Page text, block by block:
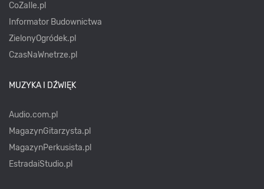
CoZaIle.pl
Informator Budownictwa
ZielonyOgródek.pl
CzasNaWnetrze.pl
MUZYKA I DŹWIĘK
Audio.com.pl
MagazynGitarzysta.pl
MagazynPerkusista.pl
EstradaiStudio.pl